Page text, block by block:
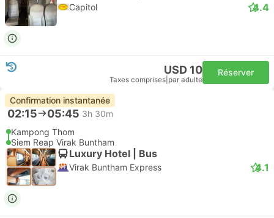
Capitol 4.4
USD 10
Taxes comprises par adulte
Réserver
Confirmation instantanée
02:15 05:45 3h 30m
Kampong Thom
Siem Reap Virak Buntham
Luxury Hotel | Bus
Virak Buntham Express 4.1